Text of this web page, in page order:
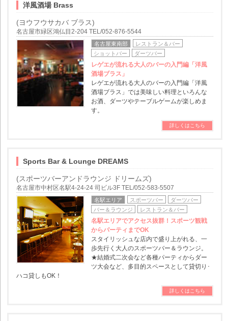
洋風酒場 Brass
(ヨウフウサカバ ブラス)
名古屋市緑区鴻仏目2-204 TEL/052-876-5544
名古屋東南部
レストラン＆バー
ショットバー
ダーツバー
レゲエが流れる大人のバーの入門編「洋風
酒場ブラス」
レゲエが流れる大人のバーの入門編「洋風
酒場ブラス」では美味しい料理といろんな
お酒、ダーツやテーブルゲームが楽しめま
す。
詳しくはこちら
Sports Bar & Lounge DREAMS
(スポーツバーアンドラウンジ ドリームズ)
名古屋市中村区名駅4-24-24 司ビル3F TEL/052-583-5507
名駅エリア スポーツバー
ダーツバー
バー＆ラウンジ
レストラン＆バー
名駅エリアでアクセス抜群！スポーツ観戦
からパーティまでOK
スタイリッシュな店内で盛り上がれる、一
歩先行く大人のスポーツバー＆ラウンジ。
★結婚式二次会など各種パーティからダー
ツ大会など、多目的スペースとして貸切り･
ハコ貸しもOK！
詳しくはこちら